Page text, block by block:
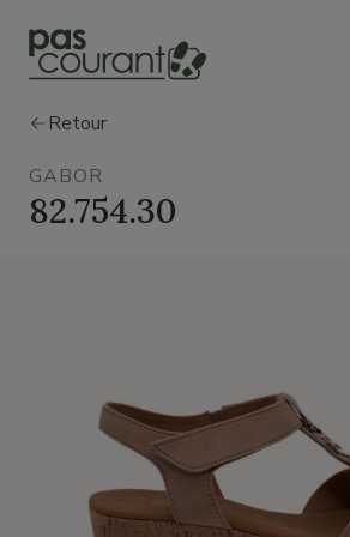
Retour
GABOR
82.754.30